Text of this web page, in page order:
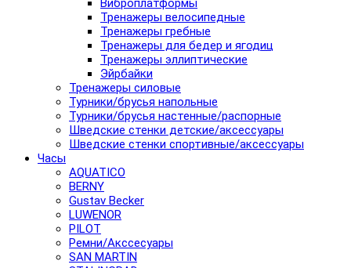
Виброплатформы
Тренажеры велосипедные
Тренажеры гребные
Тренажеры для бедер и ягодиц
Тренажеры эллиптические
Эйрбайки
Тренажеры силовые
Турники/брусья напольные
Турники/брусья настенные/распорные
Шведские стенки детские/аксессуары
Шведские стенки спортивные/аксессуары
Часы
AQUATICO
BERNY
Gustav Becker
LUWENOR
PILOT
Pемни/Акссесуары
SAN MARTIN